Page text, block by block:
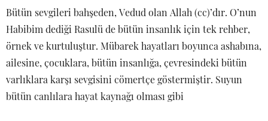
Bütün sevgileri bahşeden, Vedud olan Allah (cc)’dır. O’nun
Habibim dediği Rasulü de bütün insanlık için tek rehber,
örnek ve kurtuluştur. Mübarek hayatları boyunca ashabına,
ailesine, çocuklara, bütün insanlığa, çevresindeki bütün
varlıklara karşı sevgisini cömertçe göstermiştir. Suyun
bütün canlılara hayat kaynağı olması gibi